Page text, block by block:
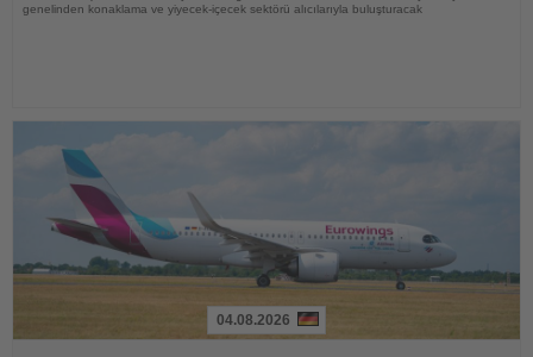
genelinden konaklama ve yiyecek-içecek sektörü alıcılarıyla buluşturacak
04.08.2026